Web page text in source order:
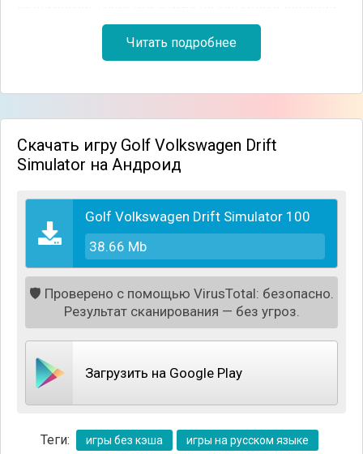
но со временем разработчики обещают расширить
Читать подробнее
Скачать игру Golf Volkswagen Drift
Simulator на Андроид
Golf Volkswagen Drift Simulator 100
38.66 Mb
🛡️ Проверено с помощью VirusTotal: безопасно.
Результат сканирования — без угроз.
Загрузить на Google Play
Теги: игры без кэша игры на русском языке